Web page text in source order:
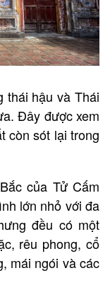
thái hậu và Thái
Đây được xem
còn sót lại trong
của Tử Cấm
lớn nhỏ với đa
đều có một
rêu phong, cổ
mái ngói và các